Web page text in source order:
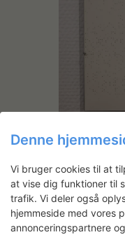
Denne
Vi bruger cookies til at
at vise dig funktioner til
trafik. Vi deler også
hjemmeside med vores
annonceringspartnere